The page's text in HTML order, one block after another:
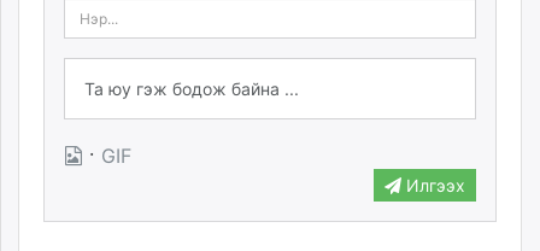
· GIF
Илгээх